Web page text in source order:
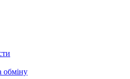
обміну